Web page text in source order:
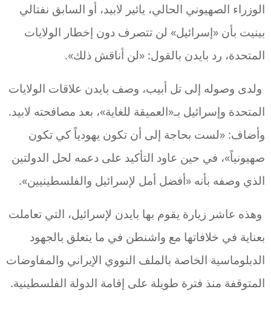
الوزراء الصهيوني الحالي، يائير لابيد، أو السابق نفتالي
بينيت بأن «إسرائيل» لن تتصرف دون إخطار الولايات
المتحدة، رد بايدن بالقول: «لن أناقش ذلك».
ولدى وصوله إلى تل أبيب، وصف بايدن علاقات الولايات
المتحدة وإسرائيل بـ«العميقة للغاية»، بعد مصافحته لابيد.
وأضاف: «لست بحاجة إلى أن تكون يهودياً كي تكون
صهيونياً»، في حين عاود التأكيد على دعمه لحل الدولتين
الذي وصفه بأنه «أفضل أمل لإسرائيل والفلسطينيين».
وهذه عاشر زيارة يقوم بها بايدن لإسرائيل، التي تعاملت
بعناية في خلافاتها مع واشنطن في ما يتعلق بالجهود
الدبلوماسية الخاصة بالملف النووي الإيراني والمفاوضات
المتوقفة منذ فترة طويلة على إقامة الدولة الفلسطينية.